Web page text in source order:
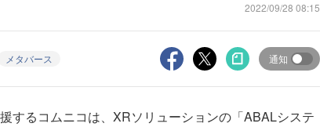
2022/09/28 08:15
メタバース 通知
するコムニコは、XRソリューションの「ABALシステ